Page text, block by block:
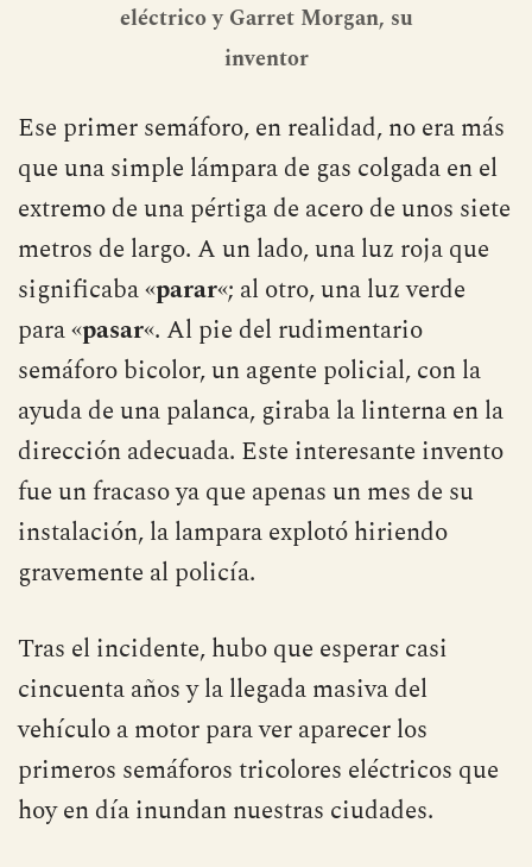
eléctrico y Garret Morgan, su
inventor
Ese primer semáforo, en realidad, no era más
que una simple lámpara de gas colgada en el
extremo de una pértiga de acero de unos siete
metros de largo. A un lado, una luz roja que
significaba «parar«; al otro, una luz verde
para «pasar«. Al pie del rudimentario
semáforo bicolor, un agente policial, con la
ayuda de una palanca, giraba la linterna en la
dirección adecuada. Este interesante invento
fue un fracaso ya que apenas un mes de su
instalación, la lampara explotó hiriendo
gravemente al policía.
Tras el incidente, hubo que esperar casi
cincuenta años y la llegada masiva del
vehículo a motor para ver aparecer los
primeros semáforos tricolores eléctricos que
hoy en día inundan nuestras ciudades.